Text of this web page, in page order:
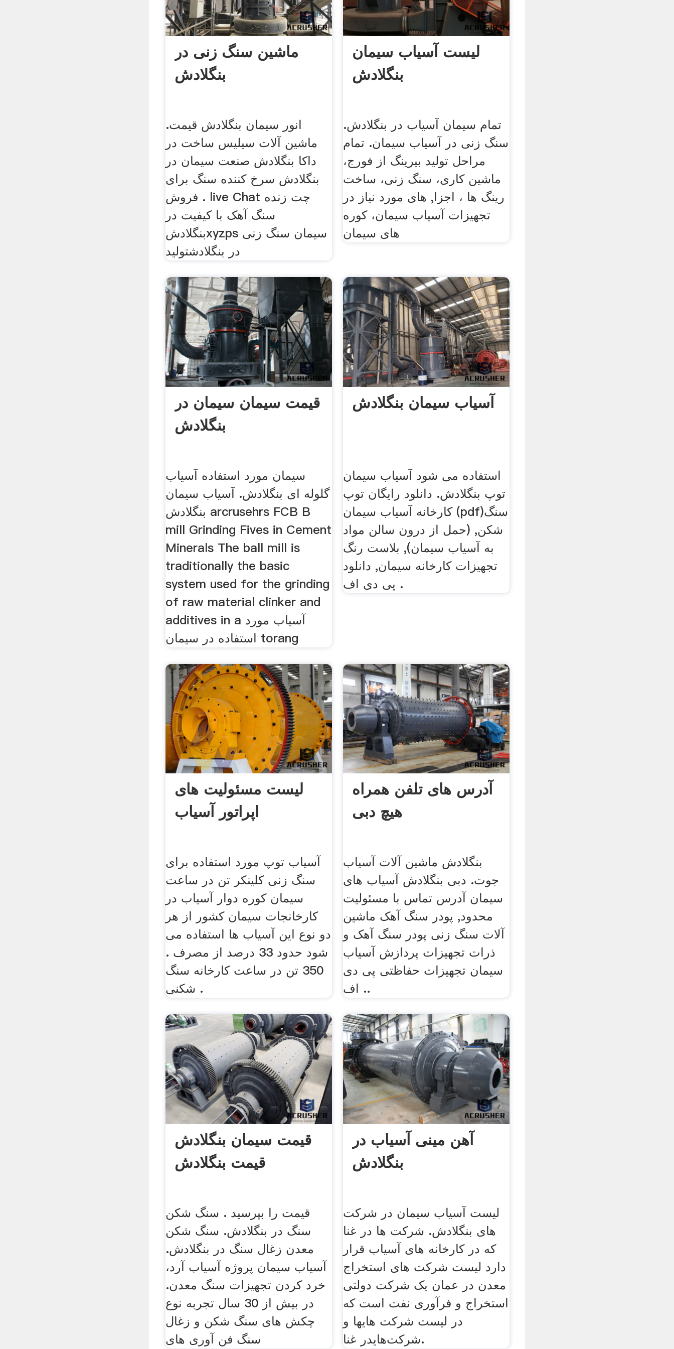
ماشین سنگ زنی در
بنگلادش
انور سیمان بنگلادش قیمت.
ماشین آلات سیلیس ساخت در
داکا بنگلادش صنعت سیمان در
بنگلادش سرخ کننده سنگ برای
فروش . live Chat چت زنده
سنگ آهک با کیفیت در
بنگلادشxyzps سیمان سنگ زنی
در بنگلادشتولید
لیست آسیاب سیمان
بنگلادش
تمام سیمان آسیاب در بنگلادش.
سنگ زنی در آسیاب سیمان. تمام
مراحل تولید بیرینگ از فورج،
ماشین کاری، سنگ زنی، ساخت
رینگ ها ، اجزا, های مورد نیاز در
تجهیزات آسیاب سیمان، کوره
های سیمان
قیمت سیمان سیمان در
بنگلادش
سیمان مورد استفاده آسیاب
گلوله ای بنگلادش. آسیاب سیمان
بنگلادش arcrusehrs FCB B
mill Grinding Fives in Cement
Minerals The ball mill is
traditionally the basic
system used for the grinding
of raw material clinker and
additives in a آسیاب مورد
استفاده در سیمان torang
آسیاب سیمان بنگلادش
استفاده می شود آسیاب سیمان
توپ بنگلادش. دانلود رایگان توپ
کارخانه آسیاب سیمان (pdf)سنگ
شکن, (حمل از درون سالن مواد
به آسیاب سیمان), بلاست رنگ
تجهیزات کارخانه سیمان, دانلود
پی دی اف .
لیست مسئولیت های
اپراتور آسیاب
آسیاب توپ مورد استفاده برای
سنگ زنی کلینکر تن در ساعت
سیمان کوره دوار آسیاب در
کارخانجات سیمان کشور از هر
دو نوع این آسیاب ها استفاده می
شود حدود 33 درصد از مصرف .
350 تن در ساعت کارخانه سنگ
شکنی .
آدرس های تلفن همراه
هیچ دبی
بنگلادش ماشین آلات آسیاب
جوت. دبی بنگلادش آسیاب های
سیمان آدرس تماس با مسئولیت
محدود, پودر سنگ آهک ماشین
آلات سنگ زنی پودر سنگ آهک و
ذرات تجهیزات پردازش آسیاب
سیمان تجهیزات حفاظتی پی دی
اف ..
قیمت سیمان بنگلادش
قیمت بنگلادش
قیمت را بپرسید . سنگ شکن
سنگ در بنگلادش. سنگ شکن
معدن زغال سنگ در بنگلادش.
آسیاب سیمان پروژه آسیاب آرد،
خرد کردن تجهیزات سنگ معدن.
در بیش از 30 سال تجربه نوع
چکش های سنگ شکن و زغال
سنگ فن آوری های
آهن مینی آسیاب در
بنگلادش
لیست آسیاب سیمان در شرکت
های بنگلادش. شرکت ها در غنا
که در کارخانه های آسیاب قرار
دارد لیست شرکت های استخراج
معدن در عمان یک شرکت دولتی
استخراج و فرآوری نفت است که
در لیست شرکت هایها و
شرکت‌هایدر غنا.